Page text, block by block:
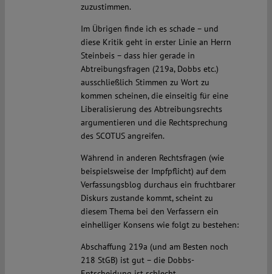
zuzustimmen.
Im Übrigen finde ich es schade – und
diese Kritik geht in erster Linie an Herrn
Steinbeis – dass hier gerade in
Abtreibungsfragen (219a, Dobbs etc.)
ausschließlich Stimmen zu Wort zu
kommen scheinen, die einseitig für eine
Liberalisierung des Abtreibungsrechts
argumentieren und die Rechtsprechung
des SCOTUS angreifen.
Während in anderen Rechtsfragen (wie
beispielsweise der Impfpflicht) auf dem
Verfassungsblog durchaus ein fruchtbarer
Diskurs zustande kommt, scheint zu
diesem Thema bei den Verfassern ein
einhelliger Konsens wie folgt zu bestehen:
Abschaffung 219a (und am Besten noch
218 StGB) ist gut – die Dobbs-